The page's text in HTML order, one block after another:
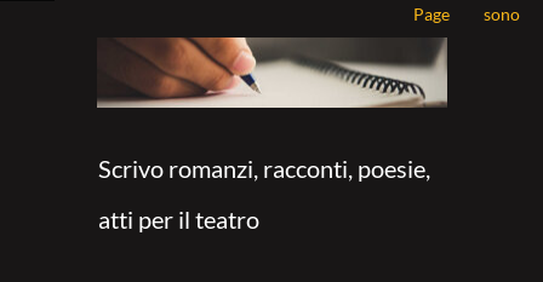
Page sono
Scrivo romanzi, racconti, poesie,
atti per il teatro